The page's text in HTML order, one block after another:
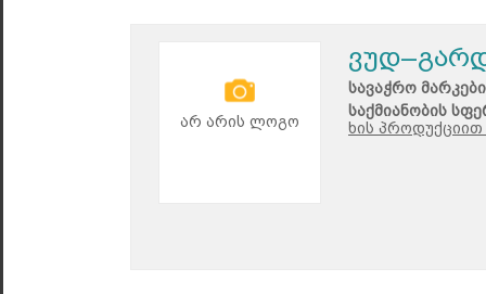
არ არის ლოგო
სავაჭრო
საქმიანობის
ხის პროდუქციით